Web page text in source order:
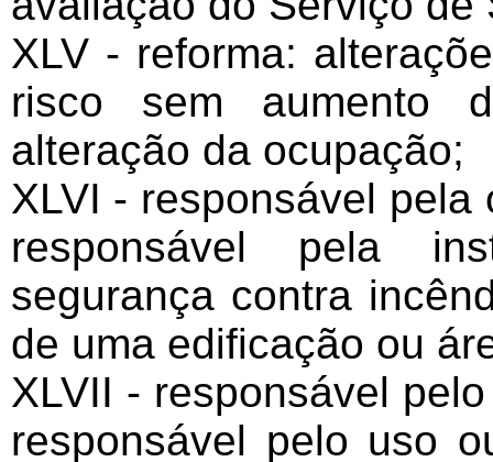
XLV - reforma:
risco sem aumento
alteração da ocupação;
XLVI - responsável
responsável pela
segurança contra
de uma edificação ou
XLVII - responsável
responsável pelo uso